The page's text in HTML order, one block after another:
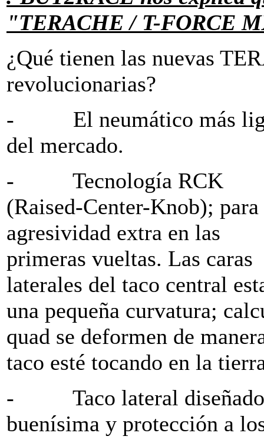
"TERACHE / T-FORCE
¿Qué tienen las nuevas
revolucionarias?
- El neumático más
del mercado.
- Tecnología RCK
(Raised-Center-Knob); para
agresividad extra en las
primeras vueltas. Las caras
laterales del taco central
una pequeña curvatura;
quad se deformen de
taco esté tocando en la
- Taco lateral diseñado
buenísima y protección a